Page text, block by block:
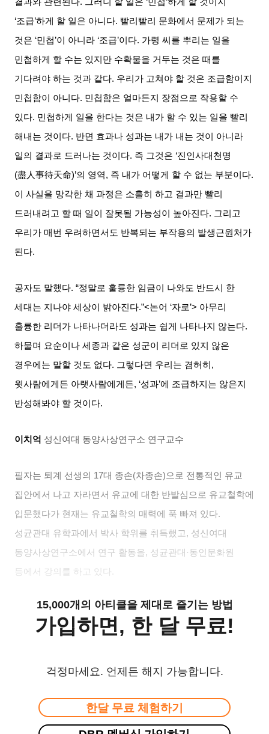
‘조급’하게 할 일은 아니다. 빨리빨리 문화에서 문제가 되는
것은 ‘민첩’이 아니라 ‘조급’이다. 가령 씨를 뿌리는 일을
민첩하게 할 수는 있지만 수확물을 거두는 것은 때를
기다려야 하는 것과 같다. 우리가 고쳐야 할 것은 조급함이지
민첩함이 아니다. 민첩함은 얼마든지 장점으로 작용할 수
있다. 민첩하게 일을 한다는 것은 내가 할 수 있는 일을 빨리
해내는 것이다. 반면 효과나 성과는 내가 내는 것이 아니라
일의 결과로 드러나는 것이다. 즉 그것은 ‘진인사대천명
(盡人事待天命)’의 영역, 즉 내가 어떻게 할 수 없는 부분이다.
이 사실을 망각한 채 과정은 소홀히 하고 결과만 빨리
드러내려고 할 때 일이 잘못될 가능성이 높아진다. 그리고
우리가 매번 우려하면서도 반복되는 부작용의 발생근원처가
된다.
공자도 말했다. “정말로 훌륭한 임금이 나와도 반드시 한
세대는 지나야 세상이 밝아진다.”<논어 ‘자로’> 아무리
훌륭한 리더가 나타나더라도 성과는 쉽게 나타나지 않는다.
하물며 요순이나 세종과 같은 성군이 리더로 있지 않은
경우에는 말할 것도 없다. 그렇다면 우리는 겸허히 ,
윗사람에게든 아랫사람에게든, ‘성과’에 조급하지는 않은지
반성해봐야 할 것이다.
이치억 성신여대 동양사상연구소 연구교수
필자는 퇴계 선생의 17대 종손(차종손)으로 전통적인 유교
집안에서 나고 자라면서 유교에 대한 반발심으로 유교철학에
입문했다가 현재는 유교철학의 매력에 푹 빠져 있다.
성균관대 유학과에서 박사 학위를 취득했고, 성신여대
동양사상연구소에서 연구 활동을, 성균관대 ·동인문화원
등에서 강의를 하고 있다
15,000개의 아티클을 제대로 즐기는 방법
가입하면, 한 달 무료!
걱정마세요. 언제든 해지 가능합니다.
한달 무료 체험하기